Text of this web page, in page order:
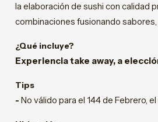
la elaboración de sushi con calidad
combinaciones fusionando
¿Qué incluye?
Experiencia take away, a
Tips
- No válido para el 144 de Febrero,